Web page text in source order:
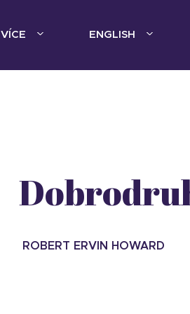
VÍCE ENGLISH
ROBERT ERVIN HOWARD